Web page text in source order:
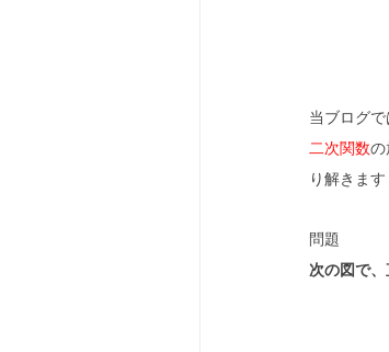
当ブログ
二次関数の
り解きま
問題
次の図で、